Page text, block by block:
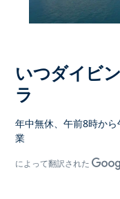
いつダイビ
ラ
年中無休、午前8時か
業
によって翻訳された